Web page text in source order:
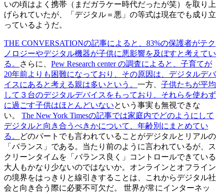
いの頃はよく携帯（まだガラケー時代だったが笑）を取り上
げられていたが、「デジタル＝悪」の等式は現在でも成り立
っているようだ。
THE CONVERSATIONの記事によると、83%の保護者がテク
ノロジーやデジタル機器が子供に悪影響を及ぼすと考えてい
る。
さらに、 Pew Research center の調査によると、子育てが
20年前よりも困難になっており、その原因は、デジタルデバ
イスにあると考える親は多いという。 一方、 子供たちが平均
して３台のデジタルデバイスをもっており、それらを使わず
に過ごす子供はほとんどいないという事実も無視できな
い。 The New York Timesの記事では家庭内でどのようにして
デジタルと向き合うべきかについて、年齢別にまとめてい
る。
どのパートでも言われていることがデジタルとリアルの
「バランス」である。当たり前のように言われているが、ス
クリーンタイムを「バランス良く」コントロールできている
大人もかなり少ないのではないか。オンラインとオフライン
の境界をはっきりと線引きすることは、これからデジタル社
会と向き合う際に必要不可欠だ。 世界が常にインターネッ